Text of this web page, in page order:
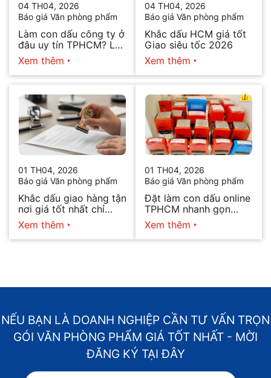
04 TH04, 2026
Báo giá Văn phòng phẩm
Làm con dấu công ty ở
đâu uy tín TPHCM? Lấy
ngay trong ngày 2026
Xem thêm
04 TH04, 2026
Báo giá Văn phòng phẩm
Khắc dấu HCM giá tốt
Giao siêu tốc 2026
Xem thêm
01 TH04, 2026
Báo giá Văn phòng phẩm
Khắc dấu giao hàng tận
nơi giá tốt nhất chỉ
hôm nay
Xem thêm
01 TH04, 2026
Báo giá Văn phòng phẩm
Đặt làm con dấu online
TPHCM nhanh gọn
2026
Xem thêm
NẾU BẠN LÀ DOANH NGHIỆP CẦN TƯ VẤN TRỌN
GÓI VĂN PHÒNG PHẨM GIÁ TỐT NHẤT - MỜI
ĐĂNG KÝ TẠI ĐÂY